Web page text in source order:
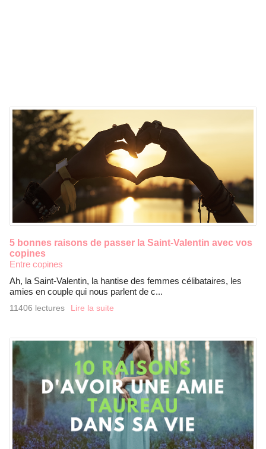
5 bonnes raisons de passer la Saint-Valentin avec vos
copines
Entre copines
Ah, la Saint-Valentin, la hantise des femmes célibataires, les
amies en couple qui nous parlent de c...
11406 lectures Lire la suite